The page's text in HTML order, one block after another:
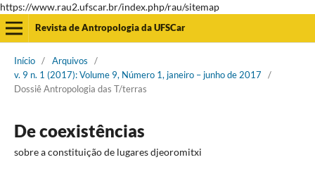
https://www.rau2.ufscar.br/index.php/rau/sitemap
Revista de Antropologia da UFSCar
Início / Arquivos
/
v. 9 n. 1 (2017): Volume 9, Número 1, janeiro – junho de 2017
/
Dossiê Antropologia das T/terras
De coexistências
sobre a constituição de lugares djeoromitxi